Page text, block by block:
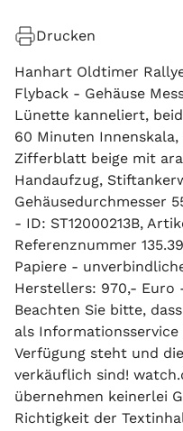
Drucken
Hanhart Oldtimer
Flyback - Gehäuse
Lünette kanneliert,
60 Minuten
Zifferblatt beige mit
Handaufzug,
Gehäusedurchmesser
- ID: ST12000213B,
Referenznummer
Papiere -
Herstellers: 970,- Euro
Beachten Sie bitte,
als
Verfügung steht und
verkäuflich sind!
übernehmen keinerlei
Richtigkeit der